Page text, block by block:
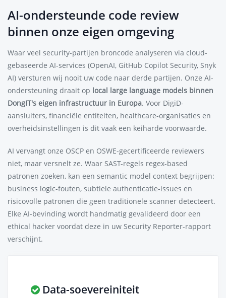
AI-ondersteunde code review
binnen onze eigen omgeving
Waar veel security-partijen broncode analyseren via cloud-
gebaseerde AI-services (OpenAI, GitHub Copilot Security, Snyk
AI) versturen wij nooit uw code naar derde partijen. Onze AI-
ondersteuning draait op local large language models binnen
DongIT's eigen infrastructuur in Europa. Voor DigiD-
aansluiters, financiële entiteiten, healthcare-organisaties en
overheidsinstellingen is dit vaak een keiharde voorwaarde.
AI vervangt onze OSCP en OSWE-gecertificeerde reviewers
niet, maar versnelt ze. Waar SAST-regels regex-based
patronen zoeken, kan een semantic model context begrijpen:
business logic-fouten, subtiele authenticatie-issues en
risicovolle patronen die geen traditionele scanner detecteert.
Elke AI-bevinding wordt handmatig gevalideerd door een
ethical hacker voordat deze in uw Security Reporter-rapport
verschijnt.
Data-soevereiniteit